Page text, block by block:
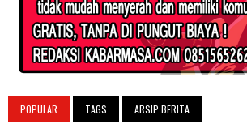
POPULAR TAGS ARSIP BERITA